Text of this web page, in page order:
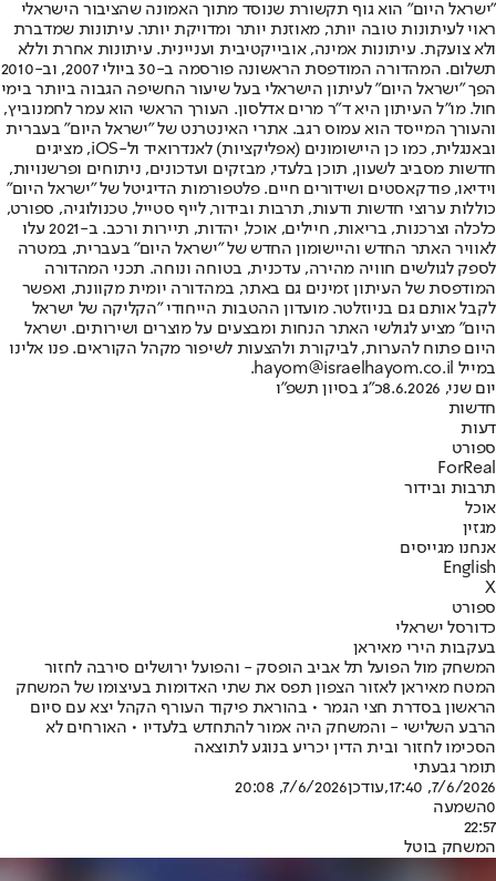
"ישראל היום" הוא גוף תקשורת שנוסד מתוך האמונה שהציבור הישראלי
ראוי לעיתונות טובה יותר, מאוזנת יותר ומדויקת יותר. עיתונות שמדברת
ולא צועקת. עיתונות אמינה, אובייקטיבית ועניינית. עיתונות אחרת וללא
תשלום. המהדורה המודפסת הראשונה פורסמה ב-30 ביולי 2007, וב-2010
הפך "ישראל היום" לעיתון הישראלי בעל שיעור החשיפה הגבוה ביותר בימי
חול. מו"ל העיתון היא ד"ר מרים אדלסון. העורך הראשי הוא עמר לחמנוביץ,
והעורך המייסד הוא עמוס רגב. אתרי האינטרנט של "ישראל היום" בעברית
ובאנגלית, כמו כן היישומונים (אפליקציות) לאנדרואיד ול-iOS, מציגים
חדשות מסביב לשעון, תוכן בלעדי, מבזקים ועדכונים, ניתוחים ופרשנויות,
וידיאו, פודקאסטים ושידורים חיים. פלטפורמות הדיגיטל של "ישראל היום"
כוללות ערוצי חדשות ודעות, תרבות ובידור, לייף סטייל, טכנולוגיה, ספורט,
כלכלה וצרכנות, בריאות, חיילים, אוכל, יהדות, תיירות ורכב. ב-2021 עלו
לאוויר האתר החדש והיישומון החדש של "ישראל היום" בעברית, במטרה
לספק לגולשים חוויה מהירה, עדכנית, בטוחה ונוחה. תכני המהדורה
המודפסת של העיתון זמינים גם באתר, במהדורה יומית מקוונת, ואפשר
לקבל אותם גם בניוזלטר. מועדון ההטבות הייחודי "הקליקה של ישראל
היום" מציע לגולשי האתר הנחות ומבצעים על מוצרים ושירותים. ישראל
היום פתוח להערות, לביקורת ולהצעות לשיפור מקהל הקוראים. פנו אלינו
במייל hayom@israelhayom.co.il.
יום שני, 8.6.2026
כ"ג בסיון תשפ"ו
חדשות
דעות
ספורט
ForReal
תרבות ובידור
אוכל
מגזין
אנחנו מגייסים
English
X
ספורט
כדורסל ישראלי
בעקבות הירי מאיראן
המשחק מול הפועל תל אביב הופסק - והפועל ירושלים סירבה לחזור
המטח מאיראן לאזור הצפון תפס את שתי האדומות בעיצומו של המשחק
הראשון בסדרת חצי הגמר • בהוראת פיקוד העורף הקהל יצא עם סיום
הרבע השלישי - והמשחק היה אמור להתחדש בלעדיו • האורחים לא
הסכימו לחזור ובית הדין יכריע בנוגע לתוצאה
תומר גבעתי
7/6/2026, 17:40
,עודכן7/6/2026, 20:08
0השמעה
22:57
המשחק בוטל